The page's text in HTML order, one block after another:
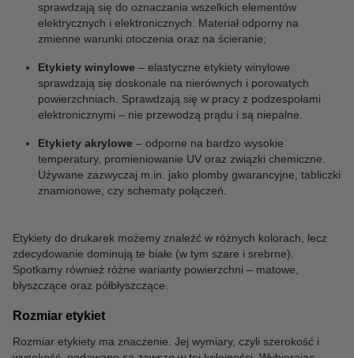
sprawdzają się do oznaczania wszelkich elementów
elektrycznych i elektronicznych. Materiał odporny na
zmienne warunki otoczenia oraz na ścieranie;
Etykiety winylowe – elastyczne etykiety winylowe
sprawdzają się doskonale na nierównych i porowatych
powierzchniach. Sprawdzają się w pracy z podzespołami
elektronicznymi – nie przewodzą prądu i są niepalne.
Etykiety akrylowe – odporne na bardzo wysokie
temperatury, promieniowanie UV oraz związki chemiczne.
Używane zazwyczaj m.in. jako plomby gwarancyjne, tabliczki
znamionowe, czy schematy połączeń.
Etykiety do drukarek możemy znaleźć w różnych kolorach, lecz
zdecydowanie dominują te białe (w tym szare i srebrne).
Spotkamy również różne warianty powierzchni – matowe,
błyszczące oraz półbłyszczące.
Rozmiar etykiet
Rozmiar etykiety ma znaczenie. Jej wymiary, czyli szerokość i